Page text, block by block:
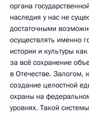
органа
наследия у нас не
достаточными
осуществлять именно
истории и культуры
за всё сохранение
в Отечестве.
создание целостной
охраны на
уровнях. Такой